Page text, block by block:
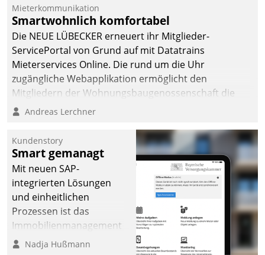
Dialogführung ermöglicht
dem externen
Serviceteam, Anrufe von
Mietenden zügiger und
effizienter zu bearbeiten.
Mieterkommunikation
Smartwohnlich komfortabel
Die NEUE LÜBECKER erneuert ihr Mitglieder-
ServicePortal von Grund auf mit Datatrains
Mieterservices Online. Die rund um die Uhr
zugängliche Webapplikation ermöglicht den
Mitgliedern der Wohnungs­bau­genossenschaft die
Kontaktaufnahme per Smartphone, Tablet oder PC.
Andreas Lerchner
Kundenstory
Smart gemanagt
Mit neuen SAP-
integrierten Lösungen
und einheitlichen
Prozessen ist das
Immobilienmanagement
der Bayerischen
Nadja Hußmann